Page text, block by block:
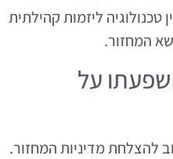
ליזמות קהילתית
המחזור.
על
להצלחת מדיניות המחזור.